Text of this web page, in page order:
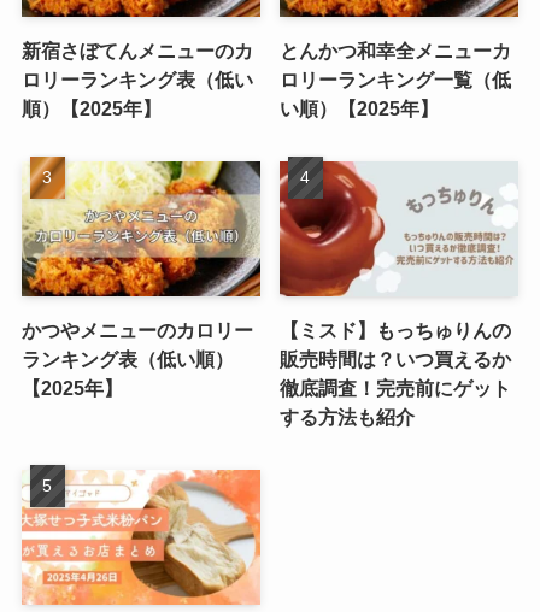
新宿さぼてんメニューのカ
ロリーランキング表（低い
順）【2025年】
とんかつ和幸全メニューカ
ロリーランキング一覧（低
い順）【2025年】
かつやメニューのカロリー
ランキング表（低い順）
【2025年】
【ミスド】もっちゅりんの
販売時間は？いつ買えるか
徹底調査！完売前にゲット
する方法も紹介